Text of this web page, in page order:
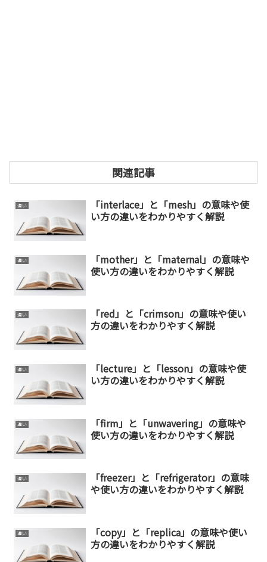
関連記事
違い
「interlace」と「mesh」の意味や使
い方の違いをわかりやすく解説
違い
「mother」と「maternal」の意味や
使い方の違いをわかりやすく解説
違い
「red」と「crimson」の意味や使い
方の違いをわかりやすく解説
違い
「lecture」と「lesson」の意味や使
い方の違いをわかりやすく解説
違い
「firm」と「unwavering」の意味や
使い方の違いをわかりやすく解説
違い
「freezer」と「refrigerator」の意味
や使い方の違いをわかりやすく解説
違い
「copy」と「replica」の意味や使い
方の違いをわかりやすく解説